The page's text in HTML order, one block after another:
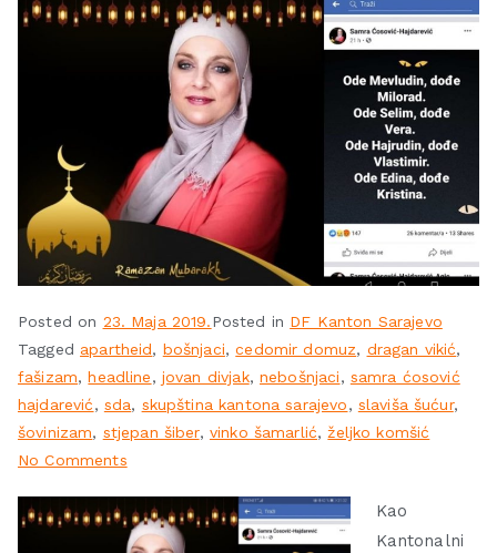
Posted on 23. Maja 2019.Posted in DF Kanton Sarajevo
Tagged apartheid, bošnjaci,cedomir domuz, dragan vikić,
fašizam,headline, jovan divjak,nebošnjaci, samra ćosović
hajdarević, sda, skupština kantona sarajevo, slaviša šućur,
šovinizam, stjepan šiber, vinko šamarlić,željko komšić
No Comments
Kao
Kantonalni